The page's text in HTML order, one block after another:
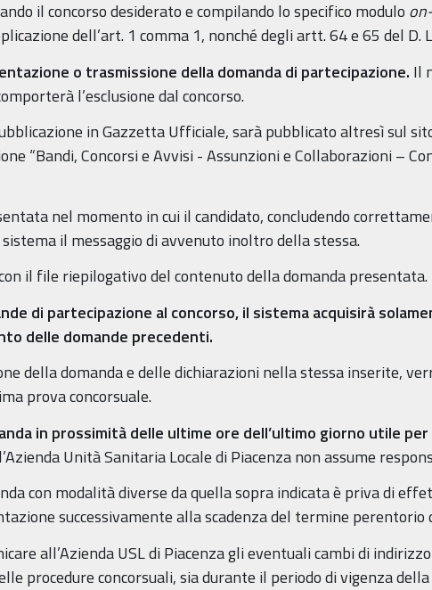
il concorso desiderato e compilando lo specifico modulo
dell’art. 1 comma 1, nonché degli artt. 64 e 65 del D.
o trasmissione della domanda di partecipazione. Il
l’esclusione dal concorso.
in Gazzetta Ufficiale, sarà pubblicato altresì sul
“Bandi, Concorsi e Avvisi - Assunzioni e Collaborazioni –
nel momento in cui il candidato, concludendo
il messaggio di avvenuto inoltro della stessa.
il file riepilogativo del contenuto della domanda presentata.
di partecipazione al concorso, il sistema acquisirà
delle domande precedenti.
della domanda e delle dichiarazioni nella stessa inserite,
prova concorsuale.
in prossimità delle ultime ore dell’ultimo giorno utile
Unità Sanitaria Locale di Piacenza non assume
con modalità diverse da quella sopra indicata è priva di
successivamente alla scadenza del termine
all’Azienda USL di Piacenza gli eventuali cambi di
procedure concorsuali, sia durante il periodo di vigenza